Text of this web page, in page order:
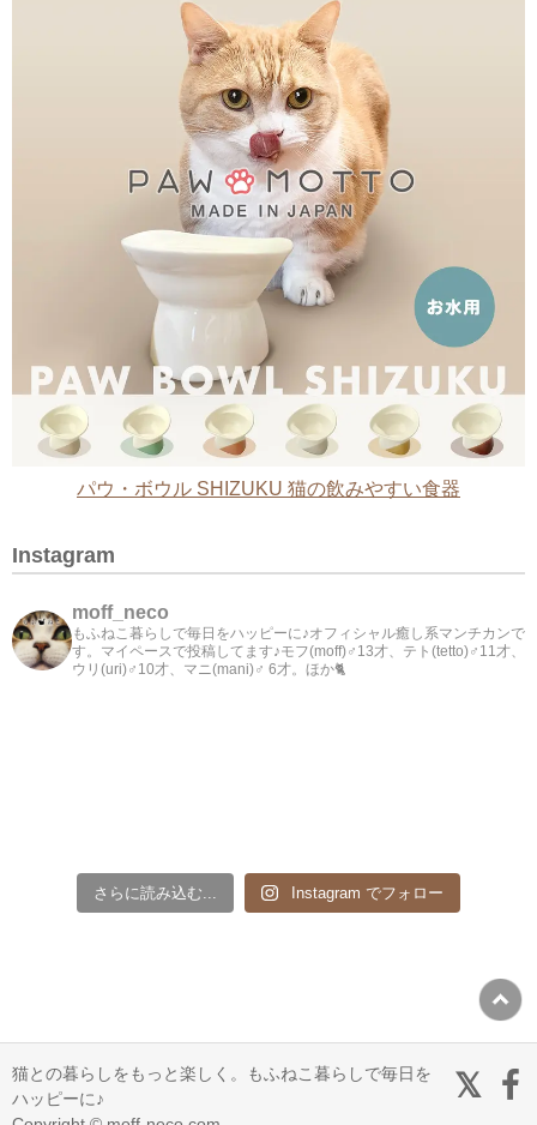
パウ・ボウル SHIZUKU 猫の飲みやすい食器
Instagram
moff_neco
もふねこ暮らしで毎日をハッピーに♪オフィシャル癒し系マンチカンで
す。マイペースで投稿してます♪モフ(moff)♂13才、テト(tetto)♂11才、
ウリ(uri)♂10才、マニ(mani)♂ 6才。ほか🐈
さらに読み込む... Instagram でフォロー
猫との暮らしをもっと楽しく。もふねこ暮らしで毎日を
ハッピーに♪